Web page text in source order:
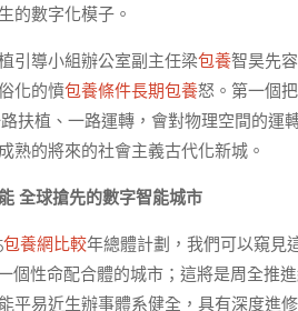
的數字化模子。
引導小組辦公室副主任梁包養智昊先
化的憤包養條件長期包養怒。第一個
扶植、一路運轉，會對物理空間的運
熟的將來的社會主義古代化新城。
全球搶先的數字智能城市
包養網比較年總體計劃，我們可以窺見
個性命配合體的城市；這將是周全推
平易近生辦事體系健全，具有深度進